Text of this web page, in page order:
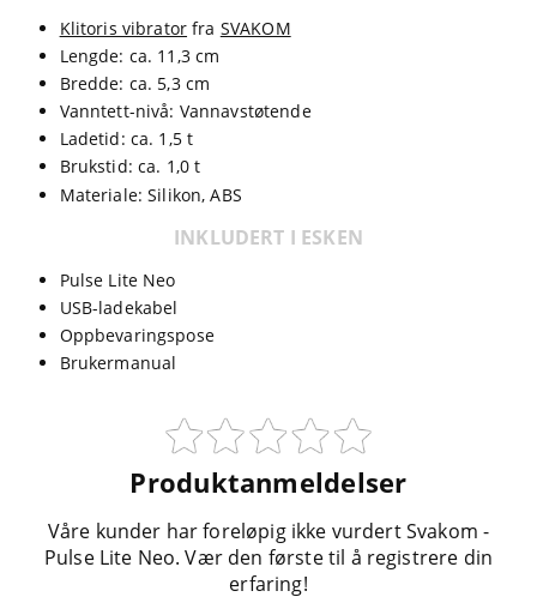
Klitoris vibrator fra SVAKOM
Lengde: ca. 11,3 cm
Bredde: ca. 5,3 cm
Vanntett-nivå: Vannavstøtende
Ladetid: ca. 1,5 t
Brukstid: ca. 1,0 t
Materiale: Silikon, ABS
INKLUDERT I ESKEN
Pulse Lite Neo
USB-ladekabel
Oppbevaringspose
Brukermanual
Produktanmeldelser
Våre kunder har foreløpig ikke vurdert Svakom -
Pulse Lite Neo. Vær den første til å registrere din
erfaring!